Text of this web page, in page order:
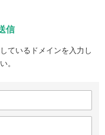
信
ているドメインを入力し
。